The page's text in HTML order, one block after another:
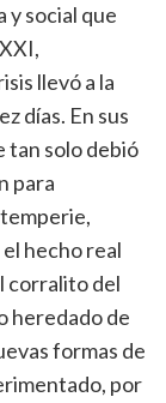
y social que
llevó a la
días. En sus
tan solo debió
para
hecho real
corralito del
heredado de
formas de
por